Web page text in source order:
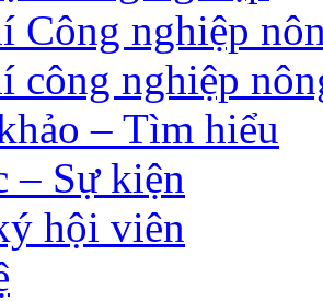
Công nghiệp
công nghiệp
– Tìm hiểu
– Sự kiện
hội viên